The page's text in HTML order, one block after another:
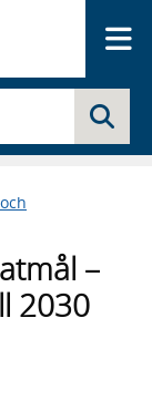
–
2030